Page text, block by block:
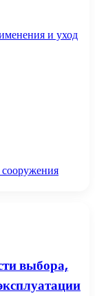
и уход
выбора,